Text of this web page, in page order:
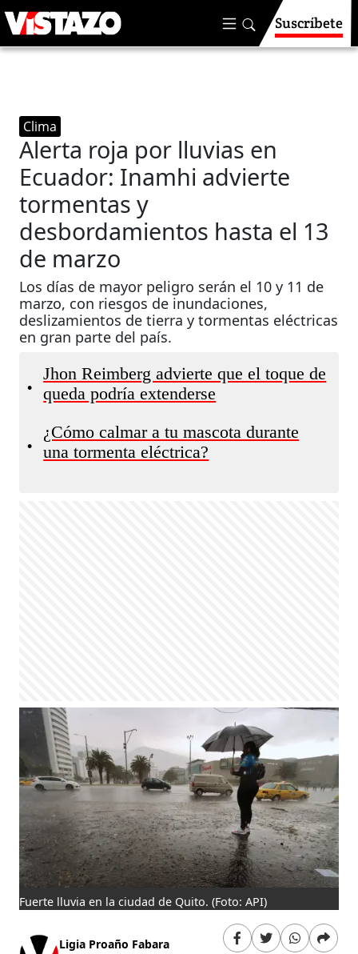
Suscríbete
Clima
Alerta roja por lluvias en
Ecuador: Inamhi advierte
tormentas y
desbordamientos hasta el 13
de marzo
Los días de mayor peligro serán el 10 y 11 de
marzo, con riesgos de inundaciones,
deslizamientos de tierra y tormentas eléctricas
en gran parte del país.
•
Jhon Reimberg advierte que el toque de
queda podría extenderse
•
¿Cómo calmar a tu mascota durante
una tormenta eléctrica?
Fuerte lluvia en la ciudad de Quito. (Foto: API)
Ligia Proaño Fabara